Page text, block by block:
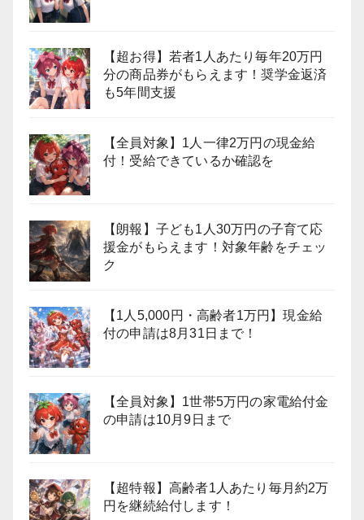
【超お得】若者1人あたり毎年20万円
分の商品券がもらえます！奨学金返済
も5年間支援
【全員対象】1人一律2万円の現金給
付！受給できているか確認を
【朗報】子ども1人30万円の子育て応
援金がもらえます！対象年齢をチェッ
ク
【1人5,000円・高齢者1万円】現金給
付の申請は8月31日まで！
【全員対象】1世帯5万円の家電給付金
の申請は10月9日まで
【超特報】高齢者1人あたり毎月約2万
円を継続給付します！